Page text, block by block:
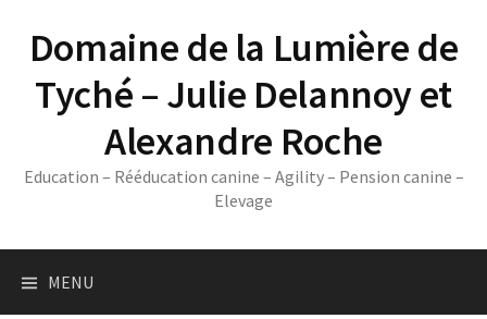
contentDomaine de la Lumière de
Tyché – Julie Delannoy et
Alexandre Roche
Education – Rééducation canine – Agility – Pension canine –
Elevage
MENU